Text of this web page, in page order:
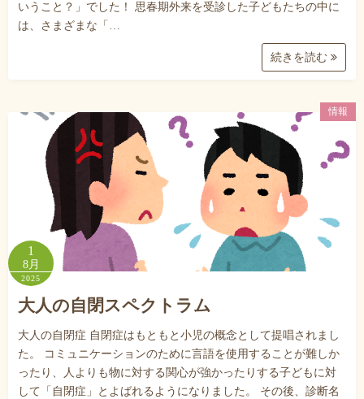
いうこと？」でした！ 思春期外来を受診した子どもたちの中に
は、さまざまな「…
続きを読む
情報
1
8月
2025
大人の自閉スペクトラム
大人の自閉症 自閉症はもともと小児の概念として提唱されまし
た。 コミュニケーションのために言語を使用することが難しか
ったり、人よりも物に対する関心が強かったりする子どもに対
して「自閉症」とよばれるようになりました。 その後、診断名